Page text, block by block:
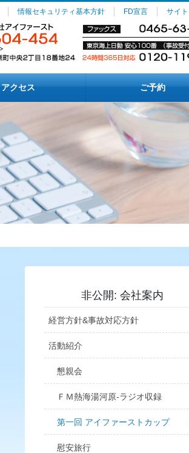
情報セキュリティ基本方針 FD宣言 サイ
アクセス ご予約
非公開: 会社案内
経営方針&事故対応方針
活動紹介
懇親会
ＦＭ熱海湯河原-ラジオ収録
第一回 アイファーストカップ
慰安旅行